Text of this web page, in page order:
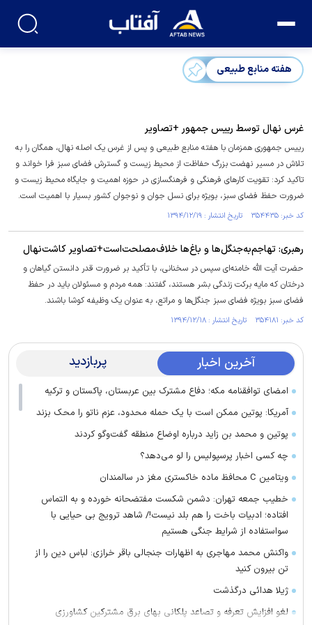
هفته منابع طبیعی
غرس نهال توسط رییس جمهور +تصاویر
رییس جمهوری همزمان با هفته منابع طبیعی و پس از غرس یک اصله نهال، همگان را به
تلاش در مسیر نهضت بزرگ حفاظت از محیط زیست و گسترش فضای سبز فرا خواند و
تاکید کرد: تقویت کارهای فرهنگی و فرهنگسازی در حوزه اهمیت و جایگاه محیط زیست و
ضرورت حفظ فضای سبز، بویژه برای نسل جوان و نوجوان کشور بسیار با اهمیت است.
کد خبر: ۳۵۴۴۳۵ تاریخ انتشار : ۱۳۹۴/۱۲/۱۹
رهبری: تهاجم‌به‌جنگل‌ها و باغ‌ها خلاف‌مصلحت‌است+تصاویر کاشت‌نهال
حضرت آیت الله خامنه‌ای سپس در سخنانی، با تأکید بر ضرورت قدر دانستن گیاهان و
درختان که مایه برکت زندگی بشر هستند، گفتند: همه مردم و مسئولان باید در حفظ
فضای سبز بویژه فضای سبز جنگل‌ها و مراتع، به عنوان یک وظیفه کوشا باشند.
کد خبر: ۳۵۴۱۸۱ تاریخ انتشار : ۱۳۹۴/۱۲/۱۸
آخرین اخبار پربازدید
امضای توافقنامه مکه؛ دفاع مشترک بین عربستان، پاکستان و ترکیه
آمریکا: پوتین ممکن است با یک حمله محدود، عزم ناتو را محک بزند
پوتین و محمد بن زاید درباره اوضاع منطقه گفت‌وگو کردند
چه کسی اخبار پرسپولیس را لو می‌دهد؟
ویتامین C محافظ ماده خاکستری مغز در سالمندان
خطیب جمعه تهران: دشمن شکست مفتضحانه خورده و به التماس
افتاده؛ ادبیات باخت را هم بلد نیست!/ شاهد ترویج بی حیایی با
سواستفاده از شرایط جنگی هستیم
واکنش محمد مهاجری به اظهارات جنجالی باقر خرازی: لباس دین را از
تن بیرون کنید
ژیلا هدائی درگذشت
لغو افزایش تعرفه و تصاعد پلکانی بهای برق مشترکین کشاورزی